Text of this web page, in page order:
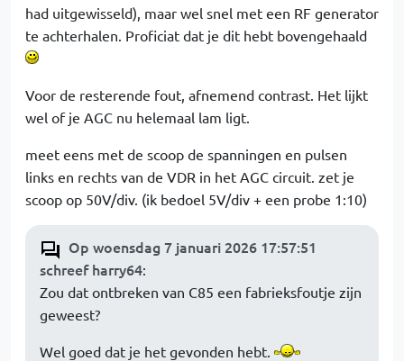
had uitgewisseld), maar wel snel met een RF generator
te achterhalen. Proficiat dat je dit hebt bovengehaald
Voor de resterende fout, afnemend contrast. Het lijkt
wel of je AGC nu helemaal lam ligt.
meet eens met de scoop de spanningen en pulsen
links en rechts van de VDR in het AGC circuit. zet je
scoop op 50V/div. (ik bedoel 5V/div + een probe 1:10)
Op woensdag 7 januari 2026 17:57:51
schreef harry64:
Zou dat ontbreken van C85 een fabrieksfoutje zijn
geweest?
Wel goed dat je het gevonden hebt.